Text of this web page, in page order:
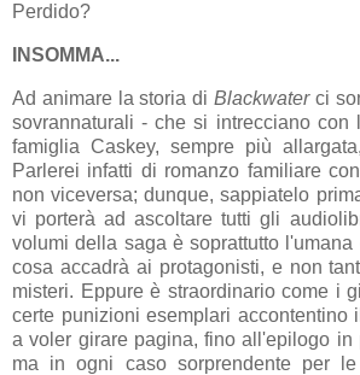
Perdido?
INSOMMA...
Ad animare la storia diBlackwaterci
sovrannaturali - che si intrecciano con
famiglia Caskey, sempre più
Parlerei infatti di romanzo familiare
non viceversa; dunque, sappiatelo
vi porterà ad ascoltare tutti gli
volumi della saga è soprattutto
cosa accadrà ai protagonisti, e non
misteri. Eppure è straordinario come i
certe punizioni esemplari accontentino
a voler girare pagina, fino all'epilogo in
ma in ogni caso sorprendente per